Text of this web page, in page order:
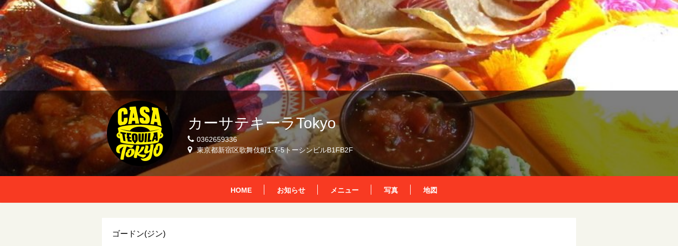
カーサテキーラTokyo
0362659336
東京都新宿区歌舞伎町1-7-5トーシンビルB1FB2F
HOME お知らせ メニュー 写真 地図
ゴードン(ジン)